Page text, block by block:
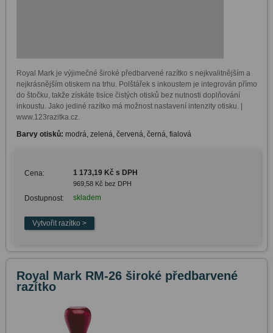
Royal Mark je výjimečné široké předbarvené razítko s nejkvalitnějším a
nejkrásnějším otiskem na trhu. Polštářek s inkoustem je integrován přímo
do štočku, takže získáte tisíce čistých otisků bez nutnosti doplňování
inkoustu. Jako jediné razítko má možnost nastavení intenzity otisku. |
www.123razitka.cz.
Barvy otisků: modrá, zelená, červená, černá, fialová
Cena: 1 173,19 Kč s DPH
969,58 Kč bez DPH
Dostupnost: skladem
Royal Mark RM-26 široké předbarvené
razítko